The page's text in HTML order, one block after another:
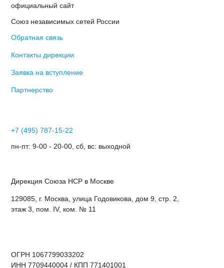
официальный сайт
Союз независимых сетей России
Обратная связь
Контакты дирекции
Заявка на вступление
Партнерство
+7 (495) 787-15-22
пн-пт: 9-00 - 20-00, сб, вс: выходной
Дирекция Cоюза НСР в Москве
129085, г. Москва, улица Годовикова, дом 9, стр. 2,
этаж 3, пом. IV, ком. № 11
ОГРН 1067799033202
ИНН 7709440004 / КПП 771401001